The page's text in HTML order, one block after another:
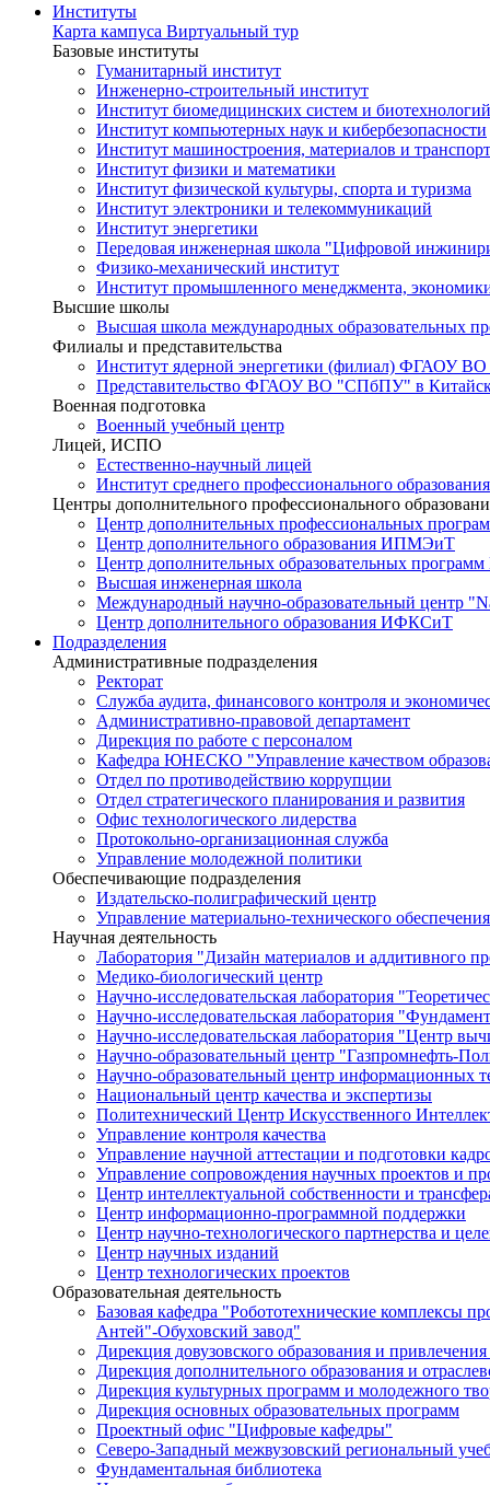
Институты
Карта кампуса Виртуальный тур
Базовые институты
Гуманитарный институт
Инженерно-строительный институт
Институт биомедицинских систем и биотехнологий
Институт компьютерных наук и кибербезопасности
Институт машиностроения, материалов и
Институт физики и математики
Институт физической культуры, спорта и туризма
Институт электроники и телекоммуникаций
Институт энергетики
Передовая инженерная школа "Цифровой
Физико-механический институт
Институт промышленного менеджмента,
Высшие школы
Высшая школа международных образовательных
Филиалы и представительства
Институт ядерной энергетики (филиал) ФГАОУ
Представительство ФГАОУ ВО "СПбПУ" в
Военная подготовка
Военный учебный центр
Лицей, ИСПО
Естественно-научный лицей
Институт среднего профессионального образования
Центры дополнительного профессионального
Центр дополнительных профессиональных
Центр дополнительного образования ИПМЭиТ
Центр дополнительных образовательных
Высшая инженерная школа
Международный научно-образовательный центр
Центр дополнительного образования ИФКСиТ
Подразделения
Административные подразделения
Ректорат
Служба аудита, финансового контроля и
Административно-правовой департамент
Дирекция по работе с персоналом
Кафедра ЮНЕСКО "Управление качеством
Отдел по противодействию коррупции
Отдел стратегического планирования и развития
Офис технологического лидерства
Протокольно-организационная служба
Управление молодежной политики
Обеспечивающие подразделения
Издательско-полиграфический центр
Управление материально-технического обеспечения
Научная деятельность
Лаборатория "Дизайн материалов и аддитивного
Медико-биологический центр
Научно-исследовательская лаборатория
Научно-исследовательская лаборатория
Научно-исследовательская лаборатория "Центр
Научно-образовательный центр "Газпромнефть-
Научно-образовательный центр информационных
Национальный центр качества и экспертизы
Политехнический Центр Искусственного
Управление контроля качества
Управление научной аттестации и подготовки
Управление сопровождения научных проектов и
Центр интеллектуальной собственности и
Центр информационно-программной поддержки
Центр научно-технологического партнерства и
Центр научных изданий
Центр технологических проектов
Образовательная деятельность
Базовая кафедра "Робототехнические комплексы
Антей"-Обуховский завод"
Дирекция довузовского образования и привлечения
Дирекция дополнительного образования и
Дирекция культурных программ и молодежного
Дирекция основных образовательных программ
Проектный офис "Цифровые кафедры"
Северо-Западный межвузовский региональный
Фундаментальная библиотека